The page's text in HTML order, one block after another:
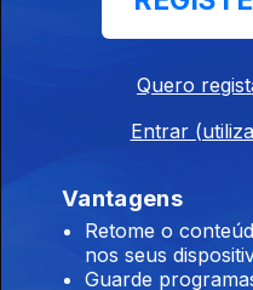
Sam Carr's Delta
04 jan. 2026
Jesse Fuller
03 jan. 2026
Quero
Entrar
Vantagens
Retome o
nos seus
Guarde